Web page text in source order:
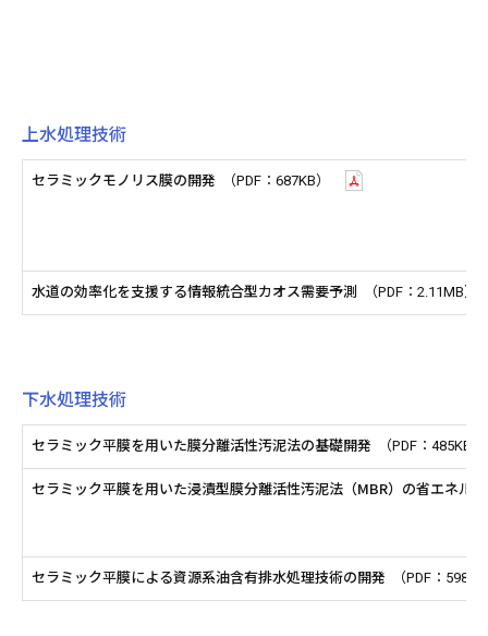
上水処理技術
セラミックモノリス膜の開発 （PDF：687KB）
水道の効率化を支援する情報統合型カオス需要予測 （PDF：2.11MB）
下水処理技術
セラミック平膜を用いた膜分離活性汚泥法の基礎開発 （PDF：485KB）
セラミック平膜を用いた浸漬型膜分離活性汚泥法（MBR）の省エネル
セラミック平膜による資源系油含有排水処理技術の開発 （PDF：